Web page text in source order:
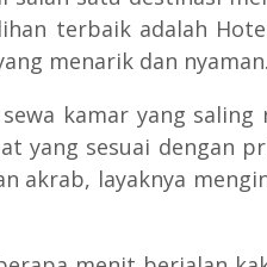
terbaik adalah
menarik dan nyaman.
kamar yang saling
yang sesuai dengan
akrab, layaknya